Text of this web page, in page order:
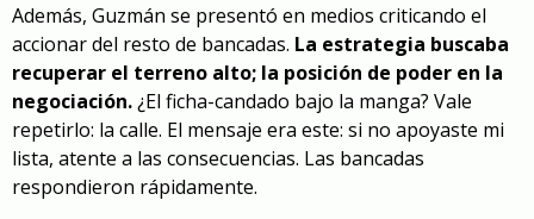
Además, Guzmán se presentó en medios criticando el
accionar del resto de bancadas. La estrategia buscaba
recuperar el terreno alto; la posición de poder en la
negociación.¿El ficha-candado bajo la manga? Vale
repetirlo: la calle. El mensaje era este: si no apoyaste mi
lista, atente a las consecuencias. Las bancadas
respondieron rápidamente.